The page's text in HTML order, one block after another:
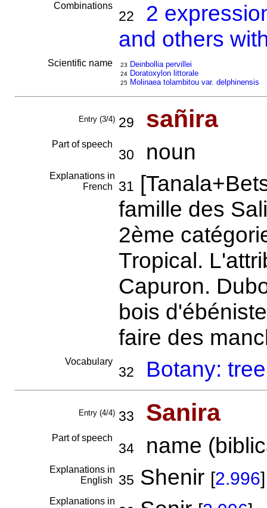
Combinations
22
2
and others
Scientific name 23 Deinbollia pervillei
24 Doratoxylon littorale
25 Molinaea tolambitou var. delphinensis
Entry (3/4) 29 sañira
Part of speech
30 noun
Explanations in
French
31
famille des
2ème
Tropical.
Capuron.
bois
faire des
Vocabulary
32 Botany: tree
Entry (4/4) 33 Sanira
Part of speech
34name
Explanations in
English
35 Shenir [2.996]
Explanations in